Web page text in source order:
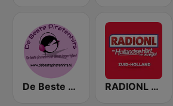
De Beste Piratenhits RADIONL Editie Zuid Holland